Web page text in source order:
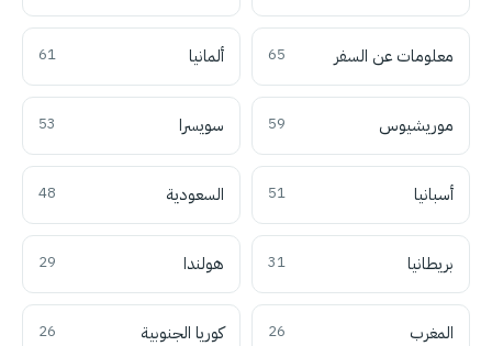
معلومات عن السفر 65 ألمانيا 61
موريشيوس 59 سويسرا 53
أسبانيا 51 السعودية 48
بريطانيا 31 هولندا 29
المغرب 26 كوريا الجنوبية 26